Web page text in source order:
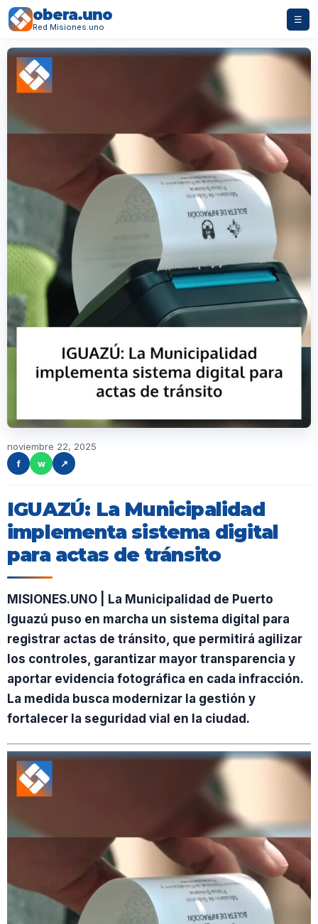
obera.uno
Red Misiones.uno
☰
noviembre 22, 2025
f
w ↗
IGUAZÚ: La Municipalidad
implementa sistema digital
para actas de tránsito
MISIONES.UNO | La Municipalidad de Puerto
Iguazú puso en marcha un sistema digital para
registrar actas de tránsito, que permitirá agilizar
los controles, garantizar mayor transparencia y
aportar evidencia fotográfica en cada infracción.
La medida busca modernizar la gestión y
fortalecer la seguridad vial en la ciudad.